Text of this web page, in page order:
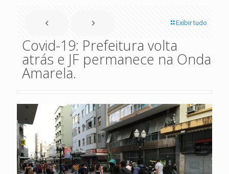
Exibir tudo
Covid-19: Prefeitura volta
atrás e JF permanece na Onda
Amarela.